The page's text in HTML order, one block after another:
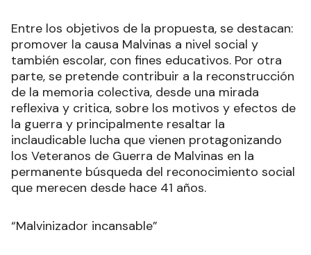
Entre los objetivos de la propuesta, se destacan:
promover la causa Malvinas a nivel social y
también escolar, con fines educativos. Por otra
parte, se pretende contribuir a la reconstrucción
de la memoria colectiva, desde una mirada
reflexiva y critica, sobre los motivos y efectos de
la guerra y principalmente resaltar la
inclaudicable lucha que vienen protagonizando
los Veteranos de Guerra de Malvinas en la
permanente búsqueda del reconocimiento social
que merecen desde hace 41 años.
“Malvinizador incansable”